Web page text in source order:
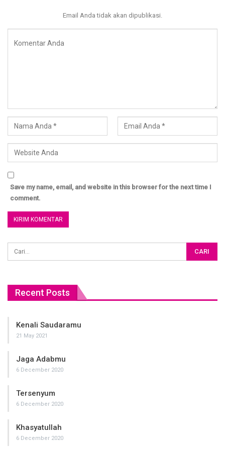
Email Anda tidak akan dipublikasi.
Save my name, email, and website in this browser for the next time I
comment.
Recent Posts
Kenali Saudaramu
21 May 2021
Jaga Adabmu
6 December 2020
Tersenyum
6 December 2020
Khasyatullah
6 December 2020